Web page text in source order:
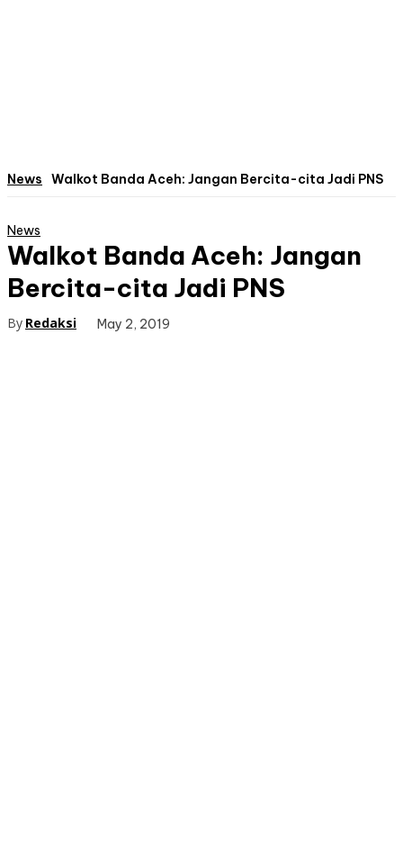
News Walkot Banda Aceh: Jangan Bercita-cita Jadi PNS
News
Walkot Banda Aceh: Jangan
Bercita-cita Jadi PNS
By Redaksi May 2, 2019